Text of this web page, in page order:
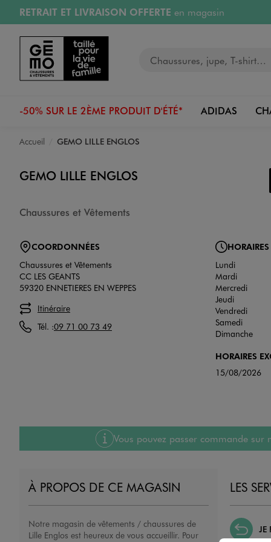
Aller au contenu principal
Aller à la navigation
RETRAIT ET LIVRAISON OFFERTE en magasin
Retours OFFERTSpendant 30 jours
PAYEZ EN 3x SANS FRAIS
dès 50€
RÉSERVATION GRATUITE
-50% SUR LE 2ÈME PRODUIT D'ÉTÉ* ADIDAS
Accueil GEMO LILLE ENGLOS
GEMO LILLE ENGLOS
Chaussures et Vêtements
COORDONNÉES
Chaussures et Vêtements
CC LES GEANTS
59320 ENNETIERES EN WEPPES
Itinéraire
Tél. :09 71 00 73 49
HORAIRES
Lundi
Mardi
Mercredi
Jeudi
Vendredi
Samedi
Dimanche
HORAIRES
15/08/2026
Vous pouvez passer commande
À PROPOS DE CE MAGASIN
Notre magasin de vêtements / chaussures de
Lille Englos est heureux de vous accueillir. Pour
LES
JE